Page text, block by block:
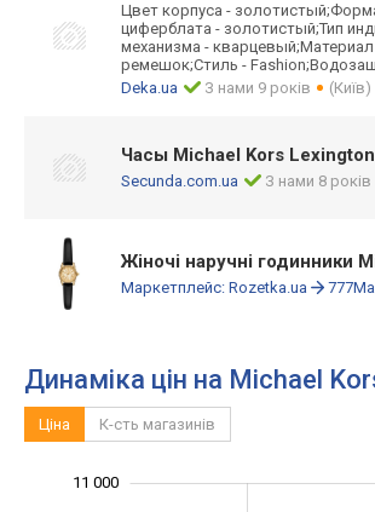
Цвет корпуса -
циферблата - золотистый;Тип
механизма -
ремешок;Стиль -
Deka.ua
З нами 9 років (Київ)
Часы Michael Kors Lexington
Secunda.com.ua З нами 8 років
Жіночі наручні годинники
Маркетплейс: Rozetka.ua
Динаміка цін на Michael
Ціна К-сть магазинів
11 000